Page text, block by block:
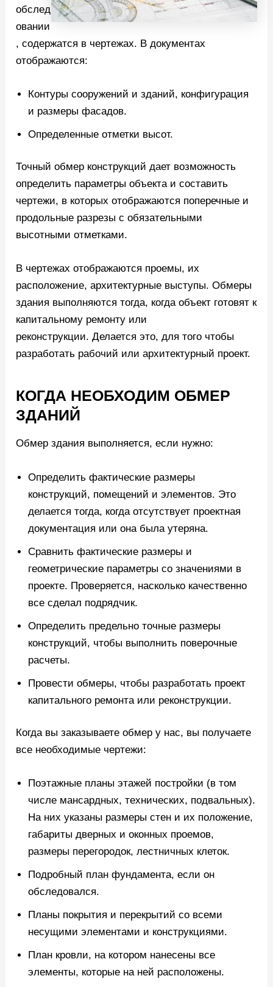
обслед
овании
, содержатся в чертежах. В документах
отображаются:
Контуры сооружений и зданий, конфигурация
и размеры фасадов.
Определенные отметки высот.
Точный обмер конструкций дает возможность
определить параметры объекта и составить
чертежи, в которых отображаются поперечные и
продольные разрезы с обязательными
высотными отметками.
В чертежах отображаются проемы, их
расположение, архитектурные выступы. Обмеры
здания выполняются тогда, когда объект готовят к
капитальному ремонту или
реконструкции. Делается это, для того чтобы
разработать рабочий или архитектурный проект.
КОГДА НЕОБХОДИМ ОБМЕР
ЗДАНИЙ
Обмер здания выполняется, если нужно:
Определить фактические размеры
конструкций, помещений и элементов. Это
делается тогда, когда отсутствует проектная
документация или она была утеряна.
Сравнить фактические размеры и
геометрические параметры со значениями в
проекте. Проверяется, насколько качественно
все сделал подрядчик.
Определить предельно точные размеры
конструкций, чтобы выполнить поверочные
расчеты.
Провести обмеры, чтобы разработать проект
капитального ремонта или реконструкции.
Когда вы заказываете обмер у нас, вы получаете
все необходимые чертежи:
Поэтажные планы этажей постройки (в том
числе мансардных, технических, подвальных).
На них указаны размеры стен и их положение,
габариты дверных и оконных проемов,
размеры перегородок, лестничных клеток.
Подробный план фундамента, если он
обследовался.
Планы покрытия и перекрытий со всеми
несущими элементами и конструкциями.
План кровли, на котором нанесены все
элементы, которые на ней расположены.